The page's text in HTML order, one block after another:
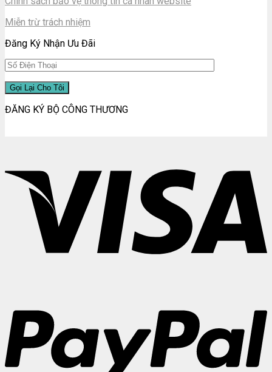
Miễn trừ trách nhiệm
Đăng Ký Nhận Ưu Đãi
ĐĂNG KÝ BỘ CÔNG THƯƠNG